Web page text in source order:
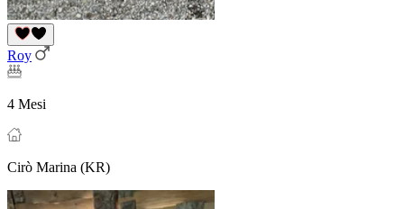
Roy
4 Mesi
Cirò Marina (KR)